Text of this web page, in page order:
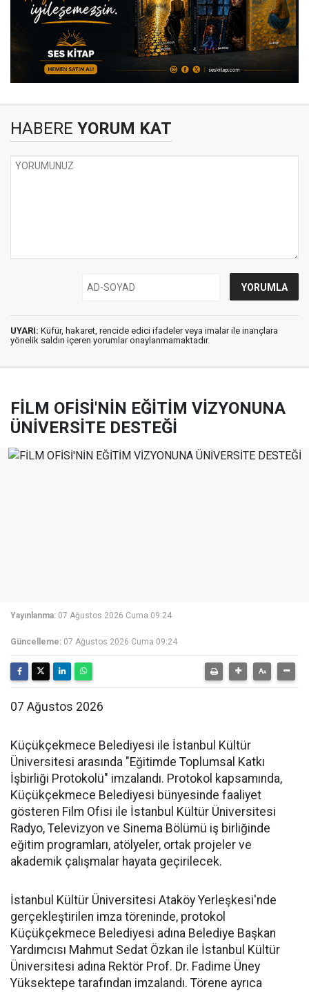
HABERE YORUM KAT
UYARI: Küfür, hakaret, rencide edici ifadeler veya imalar ile inançlara
yönelik saldırı içeren yorumlar onaylanmamaktadır.
FİLM OFİSİ'NİN EĞİTİM VİZYONUNA
ÜNİVERSİTE DESTEĞİ
Yayınlanma: 07 Ağustos 2026 Cuma 09:24
Güncelleme: 07 Ağustos 2026 Cuma 09:24
07 Ağustos 2026
Küçükçekmece Belediyesi ile İstanbul Kültür
Üniversitesi arasında "Eğitimde Toplumsal Katkı
İşbirliği Protokolü" imzalandı. Protokol kapsamında,
Küçükçekmece Belediyesi bünyesinde faaliyet
gösteren Film Ofisi ile İstanbul Kültür Üniversitesi
Radyo, Televizyon ve Sinema Bölümü iş birliğinde
eğitim programları, atölyeler, ortak projeler ve
akademik çalışmalar hayata geçirilecek.
İstanbul Kültür Üniversitesi Ataköy Yerleşkesi'nde
gerçekleştirilen imza töreninde, protokol
Küçükçekmece Belediyesi adına Belediye Başkan
Yardımcısı Mahmut Sedat Özkan ile İstanbul Kültür
Üniversitesi adına Rektör Prof. Dr. Fadime Üney
Yüksektepe tarafından imzalandı. Törene ayrıca